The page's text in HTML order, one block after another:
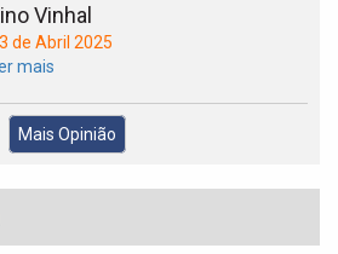
Vinhal
de Abril 2025
mais
Mais Opinião